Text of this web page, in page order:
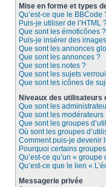
Mise en forme et types
Qu’est-ce que le BBCode
Puis-je utiliser de l’HTML
Que sont les émoticônes ?
Puis-je insérer des
Que sont les annonces
Que sont les annonces ?
Que sont les notes ?
Que sont les sujets
Que sont les icônes de
Niveaux des utilisateurs
Que sont les
Que sont les modérateurs
Que sont les groupes
Où sont les groupes
Comment puis-je devenir
Pourquoi certains
Qu’est-ce qu’un «
Qu’est-ce que le lien «
Messagerie privée